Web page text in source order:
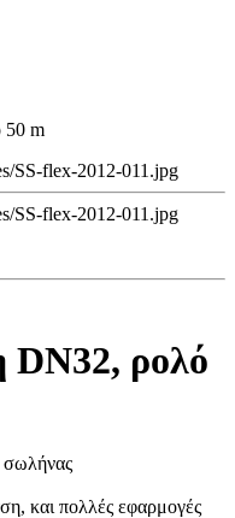
50 m
ρολό
σωλήνας
και πολλές εφαρμογές